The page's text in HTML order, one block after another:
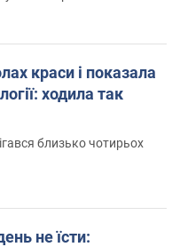
краси і показала
ходила так
близько чотирьох
не їсти: